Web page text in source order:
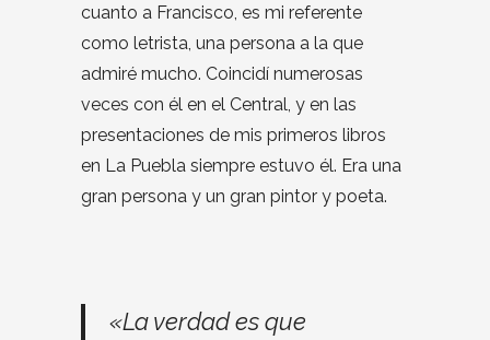
cuanto a Francisco, es mi referente
como letrista, una persona a la que
admiré mucho. Coincidí numerosas
veces con él en el Central, y en las
presentaciones de mis primeros libros
en La Puebla siempre estuvo él. Era una
gran persona y un gran pintor y poeta.
«La verdad es que